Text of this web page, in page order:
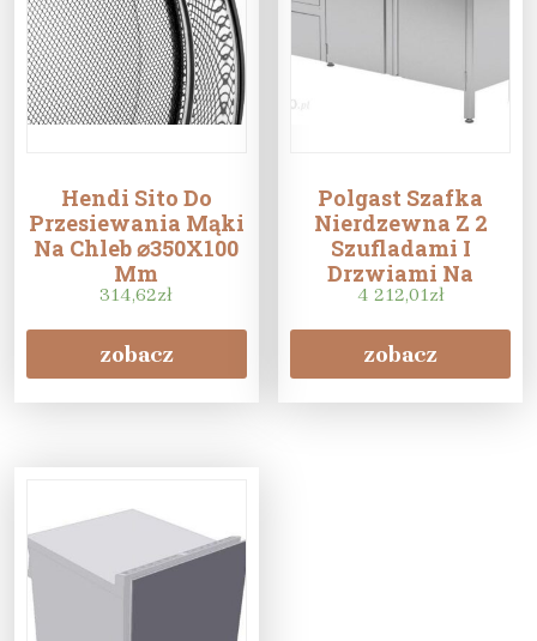
Hendi Sito Do
Przesiewania Mąki
Na Chleb ⌀350X100
Mm
314,62zł
zobacz
Polgast Szafka
Nierdzewna Z 2
Szufladami I
Drzwiami Na
Zawiasach
1900X700X850
4 212,01zł
zobacz